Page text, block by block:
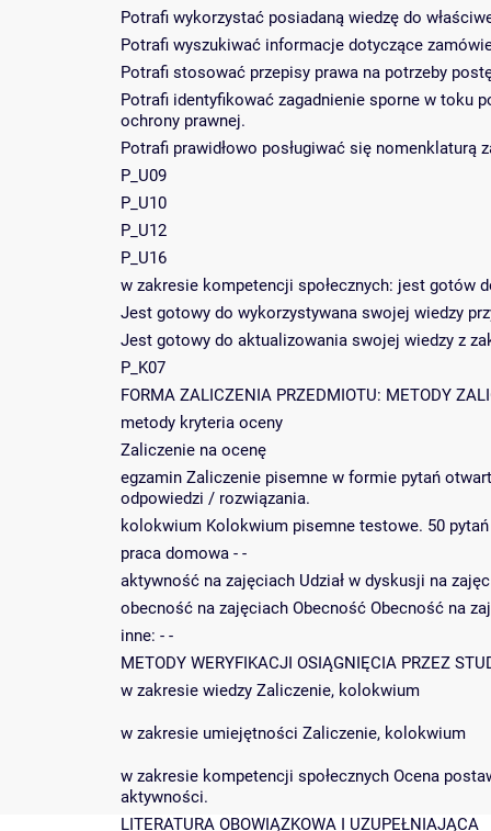
Potrafi wykorzystać posiadaną wiedzę do
Potrafi wyszukiwać informacje dotyczące
Potrafi stosować przepisy prawa na potrzeby
Potrafi identyfikować zagadnienie sporne w toku
ochrony prawnej.
Potrafi prawidłowo posługiwać się nomenklaturą
P_U09
P_U10
P_U12
P_U16
w zakresie kompetencji społecznych: jest gotów
Jest gotowy do wykorzystywana swojej wiedzy
Jest gotowy do aktualizowania swojej wiedzy z
P_K07
FORMA ZALICZENIA PRZEDMIOTU: METODY
metody kryteria oceny
Zaliczenie na ocenę
egzamin Zaliczenie pisemne w formie pytań
odpowiedzi / rozwiązania.
kolokwium Kolokwium pisemne testowe. 50
praca domowa - -
aktywność na zajęciach Udział w dyskusji na
obecność na zajęciach Obecność Obecność na
inne: - -
METODY WERYFIKACJI OSIĄGNIĘCIA PRZEZ
w zakresie wiedzy Zaliczenie, kolokwium
w zakresie umiejętności Zaliczenie, kolokwium
w zakresie kompetencji społecznych Ocena
aktywności.
LITERATURA OBOWIĄZKOWA I UZUPEŁNIAJĄCA